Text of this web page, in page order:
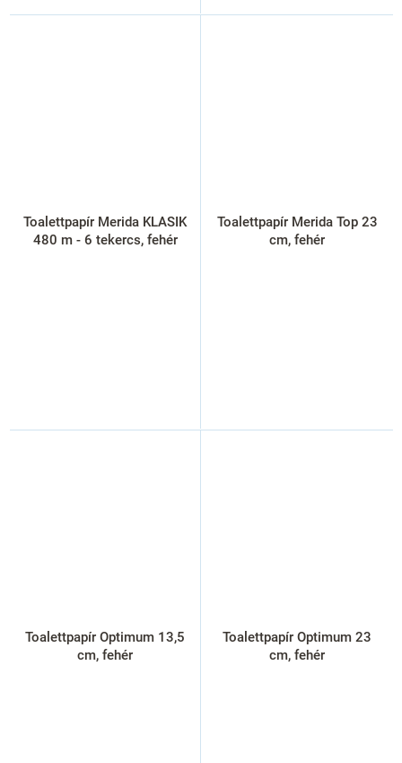
Toalettpapír Merida KLASIK
480 m - 6 tekercs, fehér
Toalettpapír Merida Top 23
cm, fehér
Toalettpapír Optimum 13,5
cm, fehér
Toalettpapír Optimum 23
cm, fehér